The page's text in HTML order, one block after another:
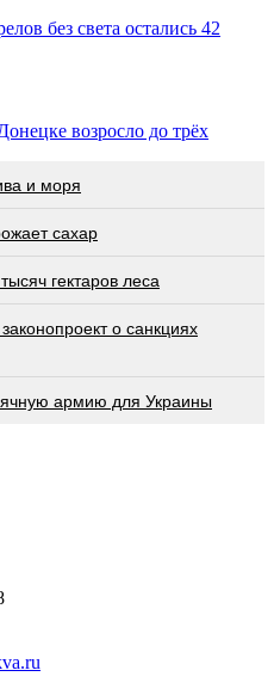
без света остались 42
возросло до трёх
и моря
сахар
гектаров леса
о санкциях
армию для Украины